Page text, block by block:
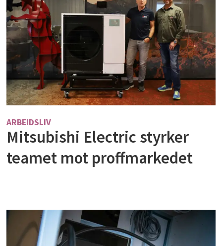
ARBEIDSLIV
Mitsubishi Electric styrker
teamet mot proffmarkedet